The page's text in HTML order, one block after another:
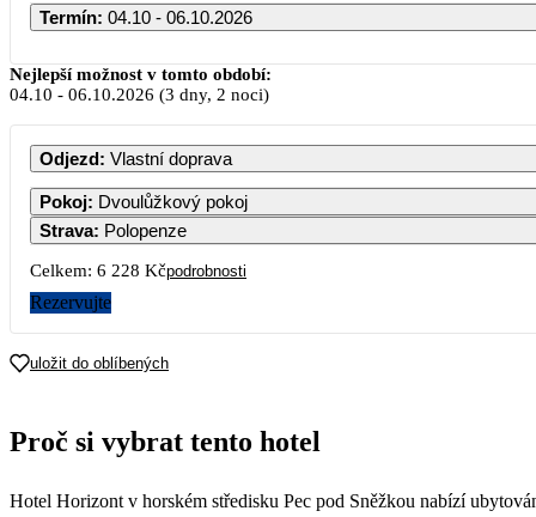
Termín: 04.10 - 06.10.2026
Nejlepší možnost v tomto období:
04.10 - 06.10.2026 (3 dny, 2 noci)
Odjezd: Vlastní doprava
Pokoj: Dvoulůžkový pokoj
Strava: Polopenze
Celkem: 6 228 Kčpodrobnosti
Rezervujte
uložit do oblíbených
Proč si vybrat tento hotel
Hotel Horizont v horském středisku Pec pod Sněžkou nabízí